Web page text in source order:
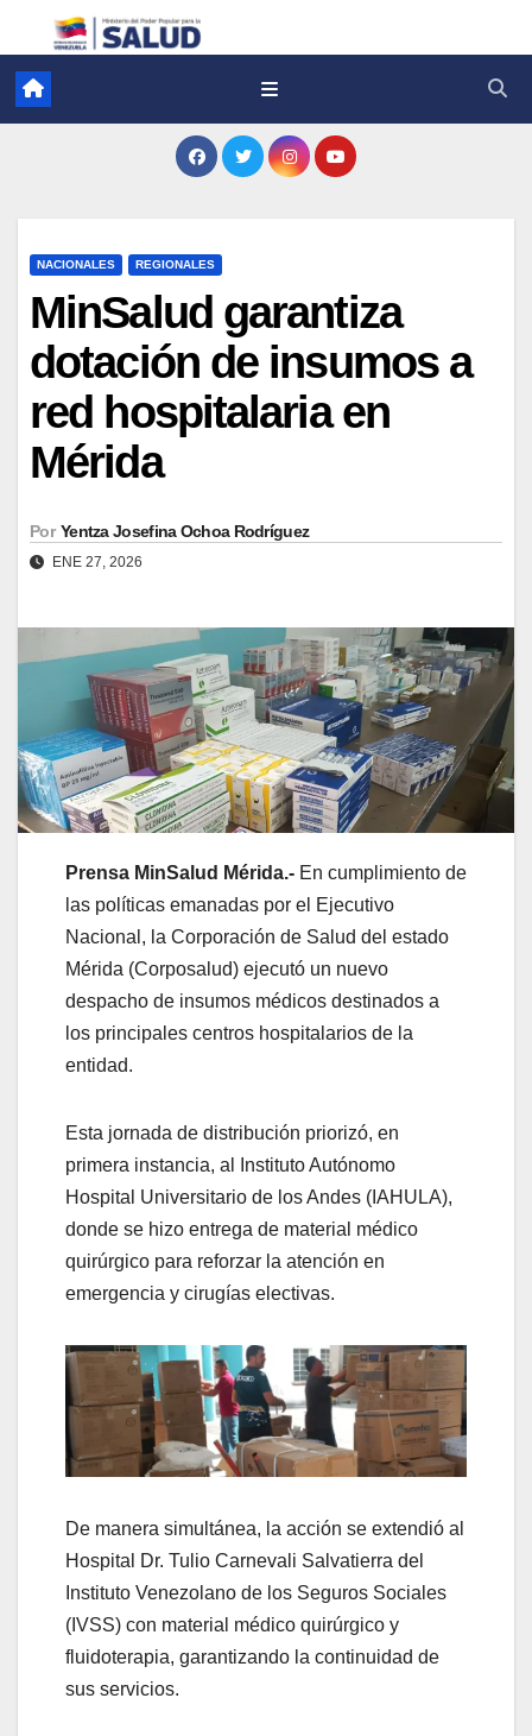
NACIONALES REGIONALES
MinSalud garantiza
dotación de insumos a
red hospitalaria en
Mérida
Por Yentza Josefina Ochoa Rodríguez
ENE 27, 2026
Prensa MinSalud Mérida.- En cumplimiento de
las políticas emanadas por el Ejecutivo
Nacional, la Corporación de Salud del estado
Mérida (Corposalud) ejecutó un nuevo
despacho de insumos médicos destinados a
los principales centros hospitalarios de la
entidad.
​Esta jornada de distribución priorizó, en
primera instancia, al Instituto Autónomo
Hospital Universitario de los Andes (IAHULA),
donde se hizo entrega de material médico
quirúrgico para reforzar la atención en
emergencia y cirugías electivas.
De manera simultánea, la acción se extendió al
Hospital Dr. Tulio Carnevali Salvatierra del
Instituto Venezolano de los Seguros Sociales
(IVSS) con material médico quirúrgico y
fluidoterapia, garantizando la continuidad de
sus servicios.